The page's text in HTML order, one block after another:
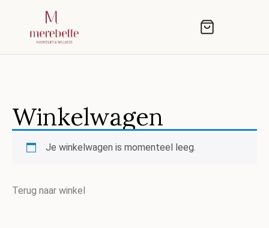
Winkelwagen
Je winkelwagen is momenteel leeg.
Terug naar winkel